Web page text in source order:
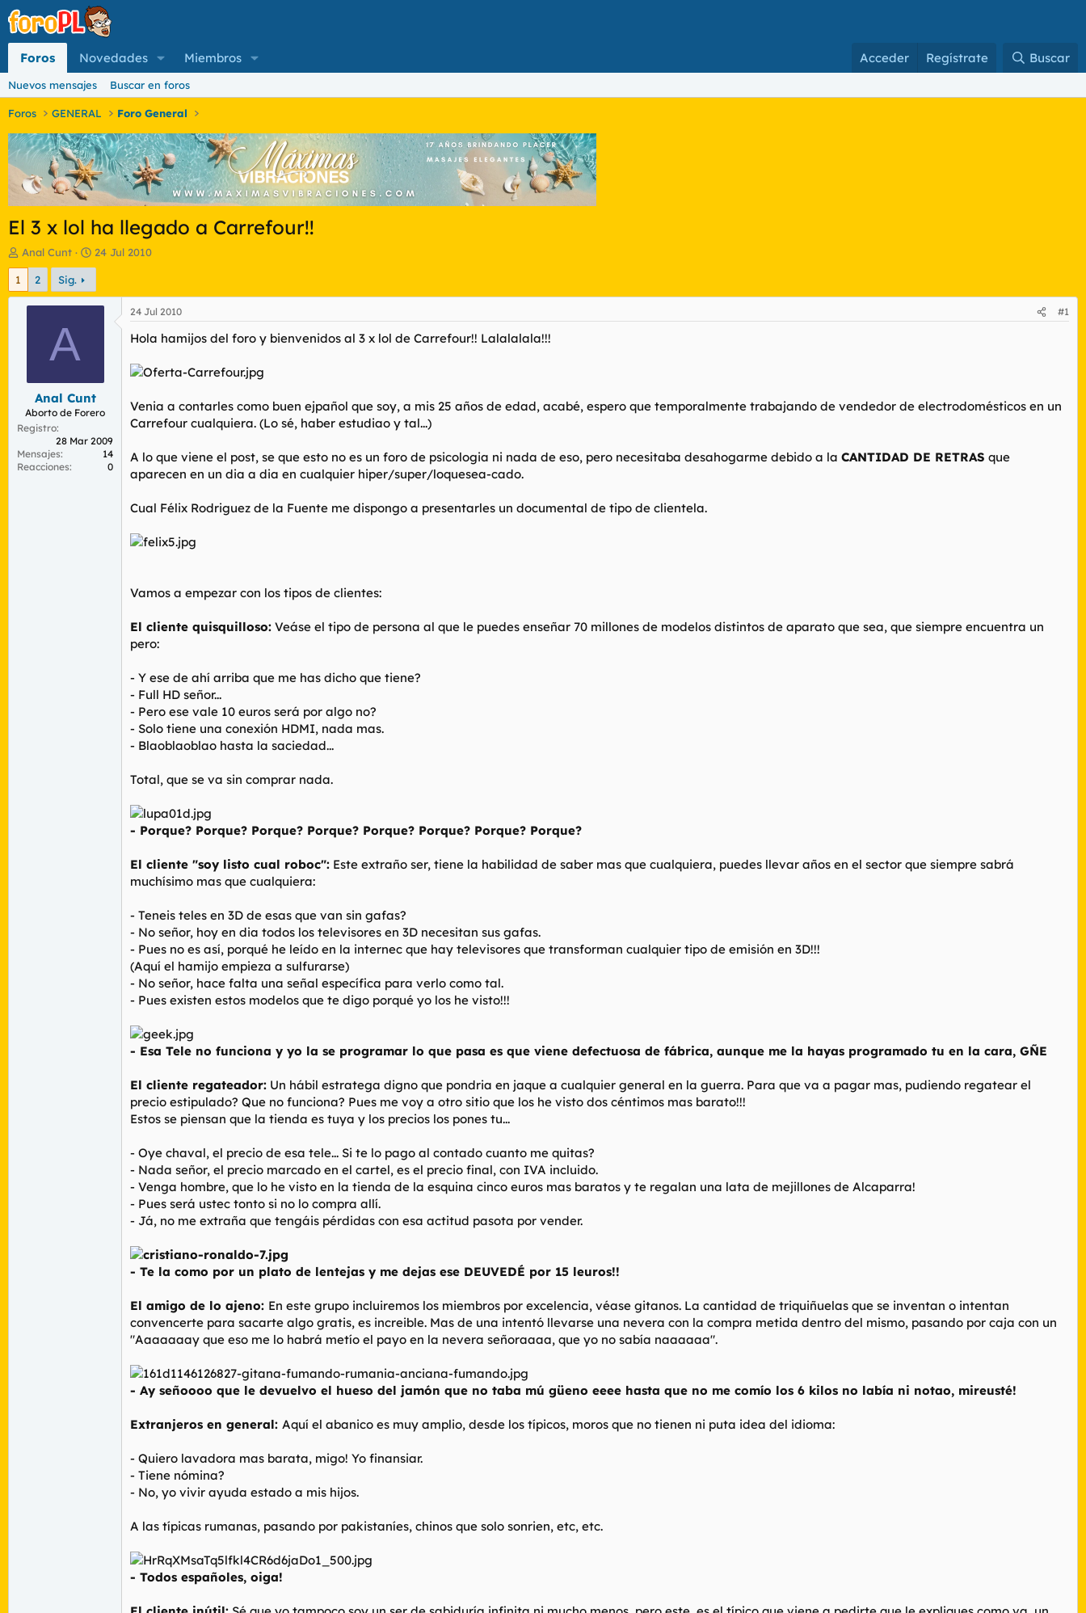
Foros Novedades Miembros Acceder Regístrate Buscar
Nuevos mensajes Buscar en foros
Foros GENERAL Foro General
El 3 x lol ha llegado a Carrefour!!
I
n
c
d
t
m
a
Anal Cunt
F
e
h
a
i
c
i
24 Jul 2010
1 2 Sig.
A
Anal Cunt
Aborto de Forero
Registro
28 Mar 2009
Mensajes
14
Reacciones
0
24 Jul 2010 #1
Hola hamijos del foro y bienvenidos al 3 x lol de Carrefour!! Lalalalala!!!
Venia a contarles como buen ejpañol que soy, a mis 25 años de edad, acabé, espero que temporalmente trabajando de vendedor de electrodomésticos en un
Carrefour cualquiera. (Lo sé, haber estudiao y tal...)
A lo que viene el post, se que esto no es un foro de psicologia ni nada de eso, pero necesitaba desahogarme debido a la CANTIDAD DE RETRAS que
aparecen en un dia a dia en cualquier hiper/super/loquesea-cado.
Cual Félix Rodriguez de la Fuente me dispongo a presentarles un documental de tipo de clientela.
Vamos a empezar con los tipos de clientes:
El cliente quisquilloso: Veáse el tipo de persona al que le puedes enseñar 70 millones de modelos distintos de aparato que sea, que siempre encuentra un
pero:
- Y ese de ahí arriba que me has dicho que tiene?
- Full HD señor...
- Pero ese vale 10 euros será por algo no?
- Solo tiene una conexión HDMI, nada mas.
- Blaoblaoblao hasta la saciedad...
Total, que se va sin comprar nada.
- Porque? Porque? Porque? Porque? Porque? Porque? Porque? Porque?
El cliente "soy listo cual roboc": Este extraño ser, tiene la habilidad de saber mas que cualquiera, puedes llevar años en el sector que siempre sabrá
muchísimo mas que cualquiera:
- Teneis teles en 3D de esas que van sin gafas?
- No señor, hoy en dia todos los televisores en 3D necesitan sus gafas.
- Pues no es así, porqué he leído en la internec que hay televisores que transforman cualquier tipo de emisión en 3D!!!
(Aquí el hamijo empieza a sulfurarse)
- No señor, hace falta una señal específica para verlo como tal.
- Pues existen estos modelos que te digo porqué yo los he visto!!!
- Esa Tele no funciona y yo la se programar lo que pasa es que viene defectuosa de fábrica, aunque me la hayas programado tu en la cara, GÑE
El cliente regateador: Un hábil estratega digno que pondria en jaque a cualquier general en la guerra. Para que va a pagar mas, pudiendo regatear el
precio estipulado? Que no funciona? Pues me voy a otro sitio que los he visto dos céntimos mas barato!!!
Estos se piensan que la tienda es tuya y los precios los pones tu...
- Oye chaval, el precio de esa tele... Si te lo pago al contado cuanto me quitas?
- Nada señor, el precio marcado en el cartel, es el precio final, con IVA incluido.
- Venga hombre, que lo he visto en la tienda de la esquina cinco euros mas baratos y te regalan una lata de mejillones de Alcaparra!
- Pues será ustec tonto si no lo compra allí.
- Já, no me extraña que tengáis pérdidas con esa actitud pasota por vender.
- Te la como por un plato de lentejas y me dejas ese DEUVEDÉ por 15 leuros!!
El amigo de lo ajeno: En este grupo incluiremos los miembros por excelencia, véase gitanos. La cantidad de triquiñuelas que se inventan o intentan
convencerte para sacarte algo gratis, es increible. Mas de una intentó llevarse una nevera con la compra metida dentro del mismo, pasando por caja con un
"Aaaaaaay que eso me lo habrá metío el payo en la nevera señoraaaa, que yo no sabía naaaaaa".
- Ay señoooo que le devuelvo el hueso del jamón que no taba mú güeno eeee hasta que no me comío los 6 kilos no labía ni notao, mireusté!
Extranjeros en general: Aquí el abanico es muy amplio, desde los típicos, moros que no tienen ni puta idea del idioma:
- Quiero lavadora mas barata, migo! Yo finansiar.
- Tiene nómina?
- No, yo vivir ayuda estado a mis hijos.
A las típicas rumanas, pasando por pakistaníes, chinos que solo sonrien, etc, etc.
- Todos españoles, oiga!